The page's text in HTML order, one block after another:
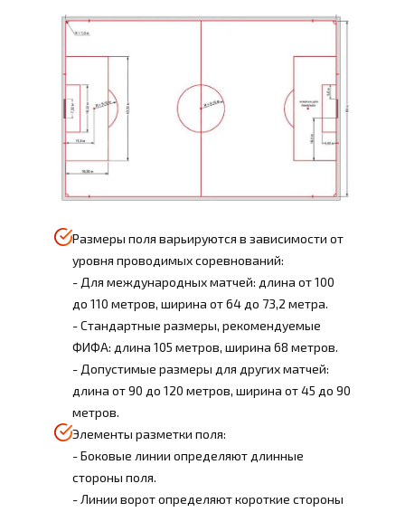
Размеры поля варьируются в зависимости от
уровня проводимых соревнований:
- Для международных матчей: длина от 100
до 110 метров, ширина от 64 до 73,2 метра.
- Стандартные размеры, рекомендуемые
ФИФА: длина 105 метров, ширина 68 метров.
- Допустимые размеры для других матчей:
длина от 90 до 120 метров, ширина от 45 до 90
метров.
Элементы разметки поля:
- Боковые линии определяют длинные
стороны поля.
- Линии ворот определяют короткие стороны